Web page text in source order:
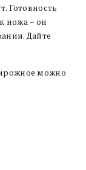
Готовность
ножа – он
Дайте
можно